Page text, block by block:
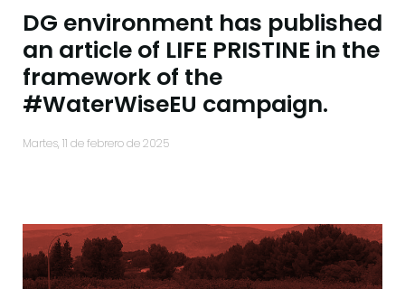
DG environment has published
an article of LIFE PRISTINE in the
framework of the
#WaterWiseEU campaign.
martes, 11 de febrero de 2025